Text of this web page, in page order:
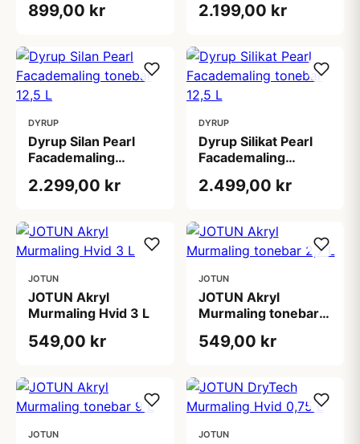
899,00 kr 2.199,00 kr
DYRUP
Dyrup Silan Pearl
Facademaling
2.299,00 kr
DYRUP
Dyrup Silikat Pearl
Facademaling
2.499,00 kr
JOTUN
JOTUN Akryl
Murmaling Hvid 3 L
549,00 kr
JOTUN
JOTUN Akryl
Murmaling tonebar
549,00 kr
JOTUN JOTUN